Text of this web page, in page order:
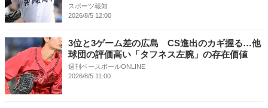
スポーツ報知
2026/8/5 12:00
3位と3ゲーム差の広島 CS進出のカギ握る…他
球団の評価高い「タフネス左腕」の存在価値
週刊ベースボールONLINE
2026/8/5 11:00